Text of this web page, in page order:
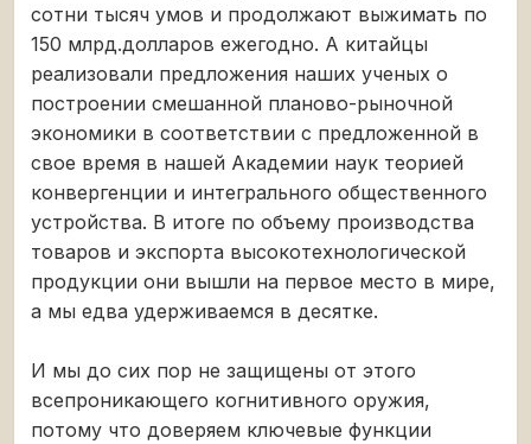
сотни тысяч умов и продолжают выжимать по
150 млрд.долларов ежегодно. А китайцы
реализовали предложения наших ученых о
построении смешанной планово-рыночной
экономики в соответствии с предложенной в
свое время в нашей Академии наук теорией
конвергенции и интегрального общественного
устройства. В итоге по объему производства
товаров и экспорта высокотехнологической
продукции они вышли на первое место в мире,
а мы едва удерживаемся в десятке.
И мы до сих пор не защищены от этого
всепроникающего когнитивного оружия,
потому что доверяем ключевые функции